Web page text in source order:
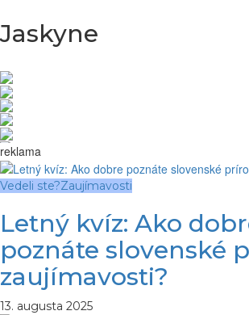
Jaskyne
reklama
Vedeli ste?Zaujímavosti
Letný kvíz: Ako
poznáte slovenské
zaujímavosti?
13. augusta 2025